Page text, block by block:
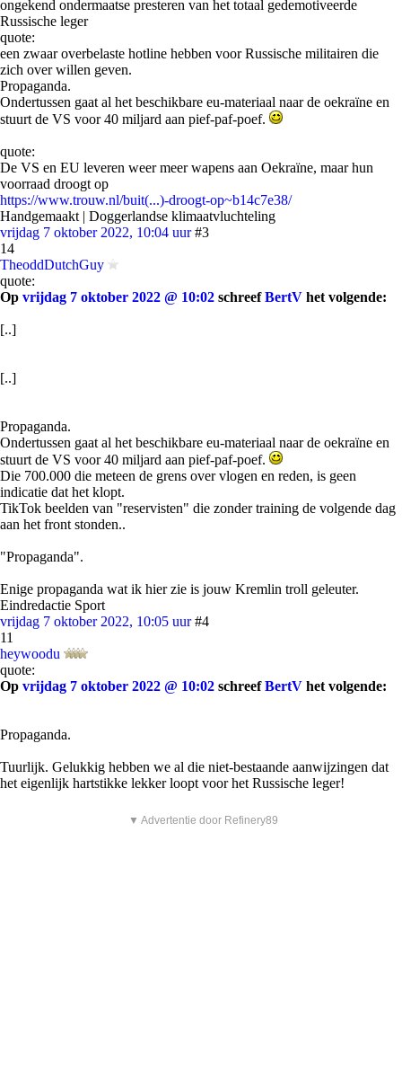
ongekend ondermaatse presteren van het totaal gedemotiveerde
Russische leger
quote:
een zwaar overbelaste hotline hebben voor Russische militairen die
zich over willen geven.
Propaganda.
Ondertussen gaat al het beschikbare eu-materiaal naar de oekraïne en
stuurt de VS voor 40 miljard aan pief-paf-poef.
quote:
De VS en EU leveren weer meer wapens aan Oekraïne, maar hun
voorraad droogt op
https://www.trouw.nl/buit(...)-droogt-op~b14c7e38/
Handgemaakt | Doggerlandse klimaatvluchteling
vrijdag 7 oktober 2022, 10:04 uur #3
14
TheoddDutchGuy
quote:
Op vrijdag 7 oktober 2022 @ 10:02 schreefBertV het volgende:
[..]
[..]
Propaganda.
Ondertussen gaat al het beschikbare eu-materiaal naar de oekraïne en
stuurt de VS voor 40 miljard aan pief-paf-poef.
Die 700.000 die meteen de grens over vlogen en reden, is geen
indicatie dat het klopt.
TikTok beelden van "reservisten" die zonder training de volgende dag
aan het front stonden..
"Propaganda".
Enige propaganda wat ik hier zie is jouw Kremlin troll geleuter.
Eindredactie Sport
vrijdag 7 oktober 2022, 10:05 uur #4
11
heywoodu
quote:
Op vrijdag 7 oktober 2022 @ 10:02 schreefBertV het volgende:
Propaganda.
Tuurlijk. Gelukkig hebben we al die niet-bestaande aanwijzingen dat
het eigenlijk hartstikke lekker loopt voor het Russische leger!
▼ Advertentie door Refinery89